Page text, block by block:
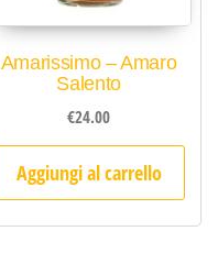
Amarissimo – Amaro
Salento
€24.00
Aggiungi al carrello